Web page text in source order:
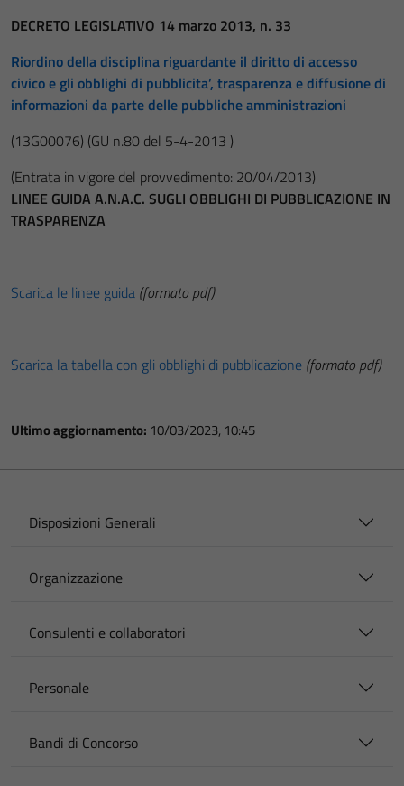
DECRETO LEGISLATIVO 14 marzo 2013, n. 33
Riordino della disciplina riguardante il diritto di accesso
civico e gli obblighi di pubblicita’, trasparenza e diffusione di
informazioni da parte delle pubbliche amministrazioni
(13G00076) (GU n.80 del 5-4-2013 )
(Entrata in vigore del provvedimento: 20/04/2013)
LINEE GUIDA A.N.A.C. SUGLI OBBLIGHI DI PUBBLICAZIONE IN
TRASPARENZA
Scarica le linee guida (formato pdf)
Scarica la tabella con gli obblighi di pubblicazione (formato pdf)
Ultimo aggiornamento: 10/03/2023, 10:45
Disposizioni Generali
Organizzazione
Consulenti e collaboratori
Personale
Bandi di Concorso